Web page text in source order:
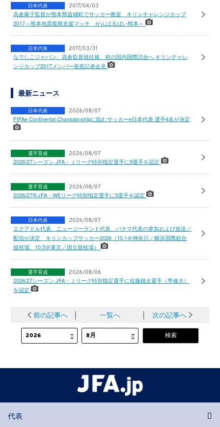
日本代表 2017/04/03
高倉麻子監督が熊本県益城町でサッカー教室 キリンチャレンジカップ
2017～熊本地震復興支援マッチ がんばるばい熊本～
日本代表 2017/03/31
なでしこジャパン、高倉監督就任後、初の国内国際試合へ キリンチャレ
ンジカップ2017メンバー発表記者会見
最新ニュース
日本代表 2026/08/07
FIFAe Continental Championshipに臨むサッカーe日本代表 選手4名が決定
選手育成 2026/08/07
2026/27シーズン JFA・Ｊリーグ特別指定選手に9選手を認定
選手育成 2026/08/07
2026/27年JFA・WEリーグ特別指定選手に3選手を認定
日本代表 2026/08/07
エクアドル代表、ニュージーランド代表、パナマ代表の参加および放送／
配信が決定 キリンカップサッカー2026（10.1＠神奈川／横浜国際総合
競技場、10.5＠東京／国立競技場）
選手育成 2026/08/06
2026/27シーズン JFA・Ｊリーグ特別指定選手に佐藤柚太選手（専修大）
を認定
前の記事へ │ 一覧へ │ 次の記事へ
代表